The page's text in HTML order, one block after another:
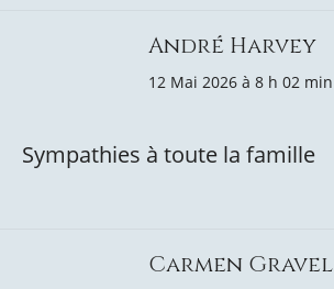
André Harvey
12 Mai 2026 à 8 h 02 min
Sympathies à toute la famille
Carmen Gravel